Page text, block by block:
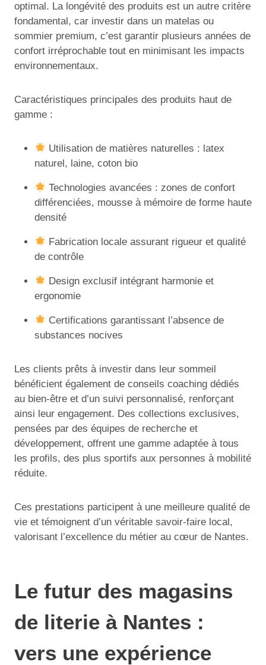
optimal. La longévité des produits est un autre critère
fondamental, car investir dans un matelas ou
sommier premium, c’est garantir plusieurs années de
confort irréprochable tout en minimisant les impacts
environnementaux.
Caractéristiques principales des produits haut de
gamme :
Utilisation de matières naturelles : latex
naturel, laine, coton bio
Technologies avancées : zones de confort
différenciées, mousse à mémoire de forme haute
densité
Fabrication locale assurant rigueur et qualité
de contrôle
Design exclusif intégrant harmonie et
ergonomie
Certifications garantissant l’absence de
substances nocives
Les clients prêts à investir dans leur sommeil
bénéficient également de conseils coaching dédiés
au bien-être et d’un suivi personnalisé, renforçant
ainsi leur engagement. Des collections exclusives,
pensées par des équipes de recherche et
développement, offrent une gamme adaptée à tous
les profils, des plus sportifs aux personnes à mobilité
réduite.
Ces prestations participent à une meilleure qualité de
vie et témoignent d’un véritable savoir-faire local,
valorisant l’excellence du métier au cœur de Nantes.
Le futur des magasins
de literie à Nantes :
vers une expérience